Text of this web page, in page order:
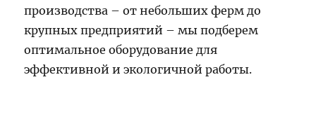
производства – от небольших ферм до
крупных предприятий – мы подберем
оптимальное оборудование для
эффективной и экологичной работы.